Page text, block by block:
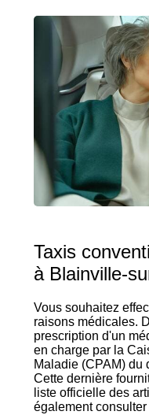
Taxis
à Blainville-
Vous souhaitez
raisons médicales.
prescription d'un
en charge par la
Maladie (CPAM) du
Cette dernière
liste officielle des
également consulter